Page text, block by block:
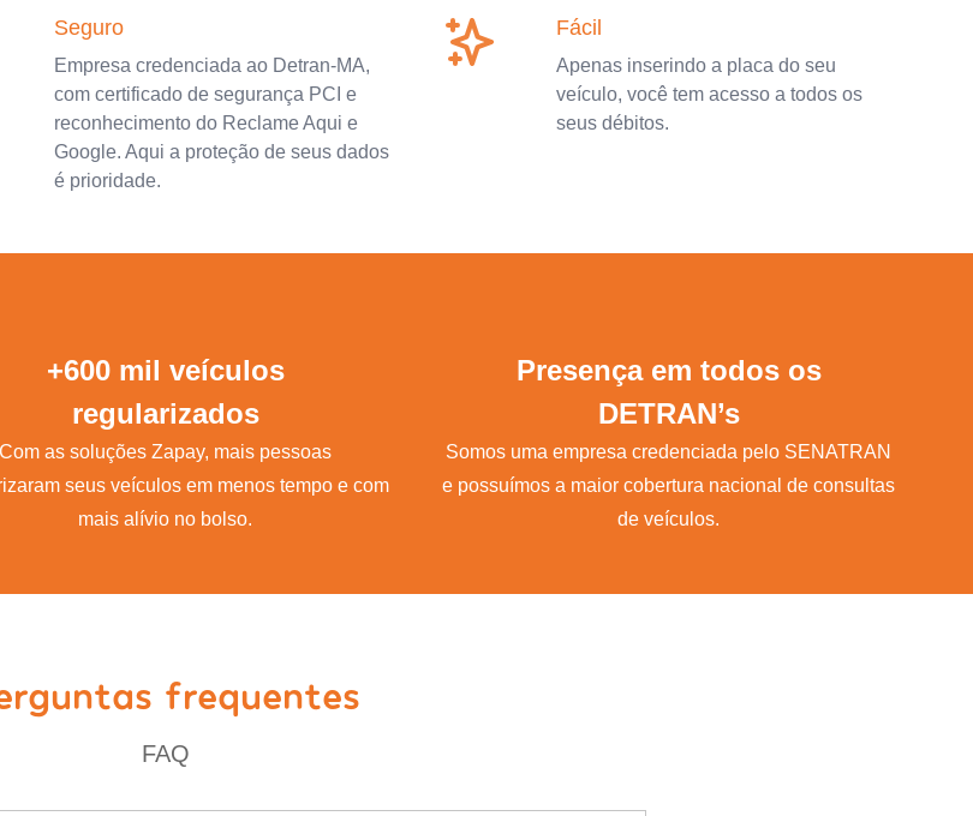
Seguro
Empresa credenciada ao Detran-MA,
com certificado de segurança PCI e
reconhecimento do Reclame Aqui e
Google. Aqui a proteção de seus dados
é prioridade.
Fácil
Apenas inserindo a placa do seu
veículo, você tem acesso a todos os
seus débitos.
+600 mil veículos
regularizados
Com as soluções Zapay, mais pessoas
seus veículos em menos tempo e com
mais alívio no bolso.
Presença em todos os
DETRAN’s
Somos uma empresa credenciada pelo SENATRAN
e possuímos a maior cobertura nacional de consultas
de veículos.
frequentes
FAQ